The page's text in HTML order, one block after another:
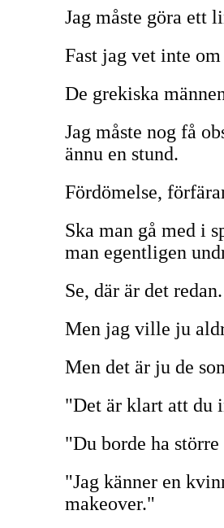
Jag måste göra ett
Fast jag vet inte
De grekiska
Jag måste nog få
ännu en stund.
Fördömelse,
Ska man gå med i
man egentligen
Se, där är det
Men jag ville ju
Men det är ju de
"Det är klart att du
"Du borde ha
"Jag känner en
makeover."